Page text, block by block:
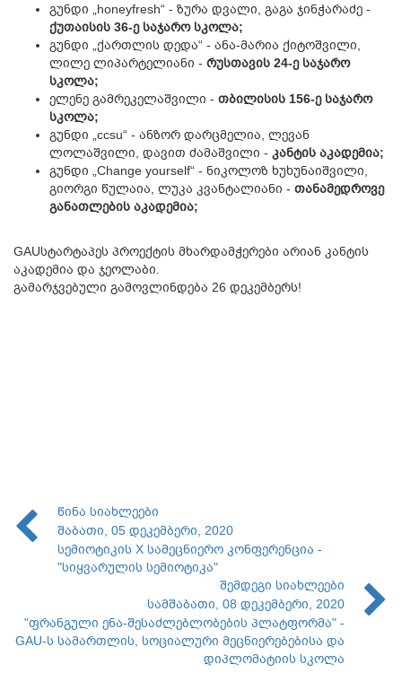
გუნდი „honeyfresh“ - ზურა დვალი, გაგა ჯინჭარაძე -
ქუთაისის 36-ე საჯარო სკოლა;
გუნდი „ქართლის დედა“ - ანა-მარია ქიტოშვილი,
ლილე ლიპარტელიანი - რუსთავის 24-ე საჯარო
სკოლა;
ელენე გამრეკელაშვილი - თბილისის 156-ე საჯარო
სკოლა;
გუნდი „ccsu“ - ანზორ დარცმელია, ლევან
ლოლაშვილი, დავით ძამაშვილი - კანტის აკადემია;
გუნდი „Change yourself“ - ნიკოლოზ ხუხუნაიშვილი,
გიორგი წულაია, ლუკა კვანტალიანი - თანამედროვე
განათლების აკადემია;
GAUსტარტაპეს პროექტის მხარდამჭერები არიან კანტის
აკადემია და ჯეოლაბი.
გამარჯვებული გამოვლინდება 26 დეკემბერს!
წინა სიახლეები
შაბათი, 05 დეკემბერი, 2020
სემიოტიკის X სამეცნიერო კონფერენცია -
"სიყვარულის სემიოტიკა"
შემდეგი სიახლეები
სამშაბათი, 08 დეკემბერი, 2020
"ფრანგული ენა-შესაძლებლობების პლატფორმა" -
GAU-ს სამართლის, სოციალური მეცნიერებებისა და
დიპლომატიის სკოლა